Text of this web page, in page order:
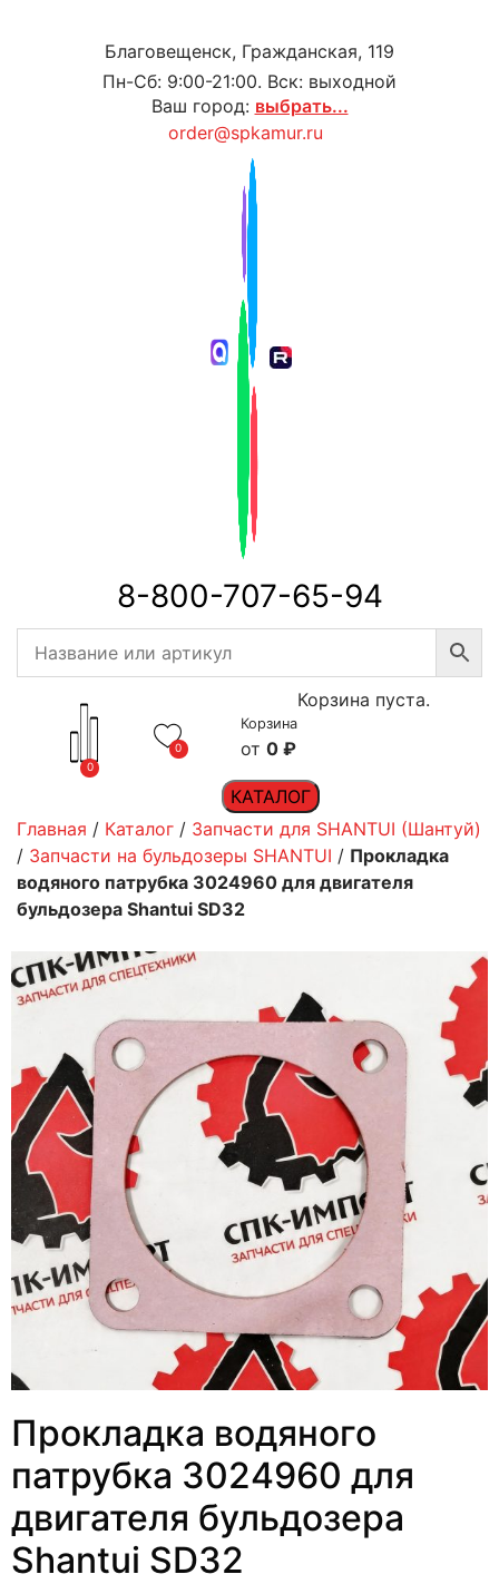
Благовещенск, Гражданская, 119
Пн-Сб: 9:00-21:00. Вск: выходной
Ваш город: выбрать...
order@spkamur.ru
8-800-707-65-94
0
0
Корзина
0 ₽
Корзина пуста.
КАТАЛОГ
Главная / Каталог / Запчасти для SHANTUI (Шантуй)
/ Запчасти на бульдозеры SHANTUI / Прокладка
водяного патрубка 3024960 для двигателя
бульдозера Shantui SD32
Прокладка водяного
патрубка 3024960 для
двигателя бульдозера
Shantui SD32